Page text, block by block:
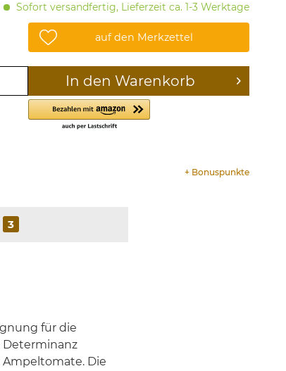
Sofort versandfertig, Lieferzeit ca. 1-3 Werktage
auf den Merkzettel
In den Warenkorb
+ Bonuspunkte
3
für die
Determinanz
Die